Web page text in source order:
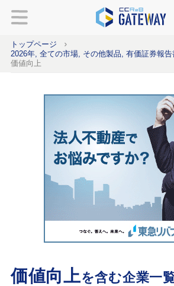
トップページ
2026年, 全ての市場, その他製品, 有価証券報
価値向上
価値向上を含む企業一